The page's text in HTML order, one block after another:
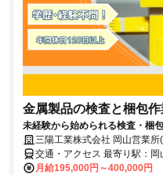
金属製品の検査と梱包作
未経験から始められる検査・梱
三陽工業株式会社 岡山営業
交通・アクセス 最寄り駅：岡
月給195,000円～400,000円